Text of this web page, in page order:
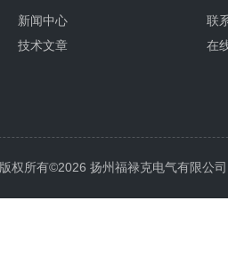
新闻中心
技术文章
联
在
版权所有©2026 扬州福禄克电气有限公